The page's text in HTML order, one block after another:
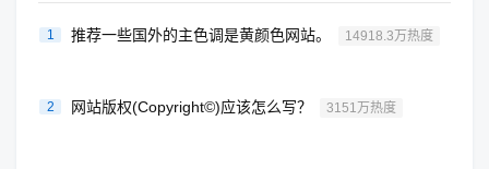
1 推荐一些国外的主色调是黄颜色网站。 14918.3万热度
2 网站版权(Copyright©)应该怎么写？ 3151万热度